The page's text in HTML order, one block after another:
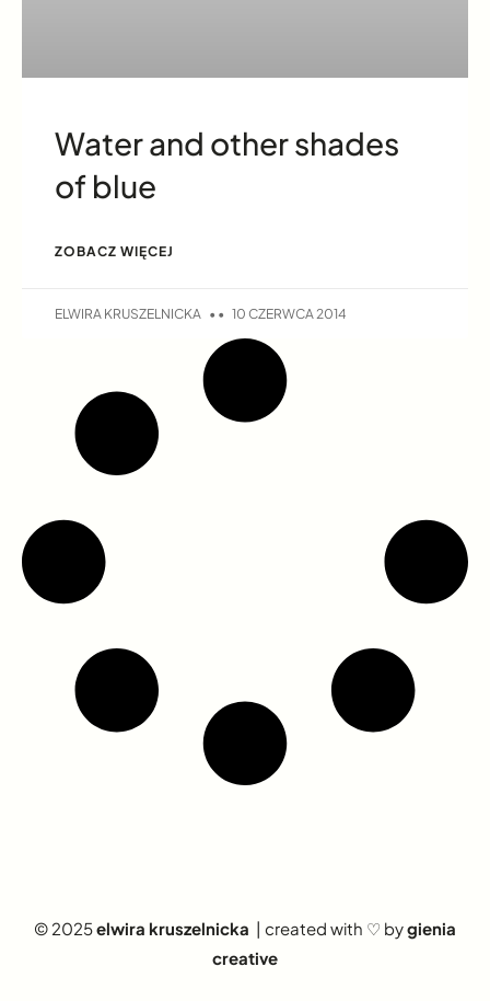
Water and other shades
of blue
ZOBACZ WIĘCEJ
ELWIRA KRUSZELNICKA 10 CZERWCA 2014
© 2025elwira kruszelnicka | created with ♡ bygienia
creative